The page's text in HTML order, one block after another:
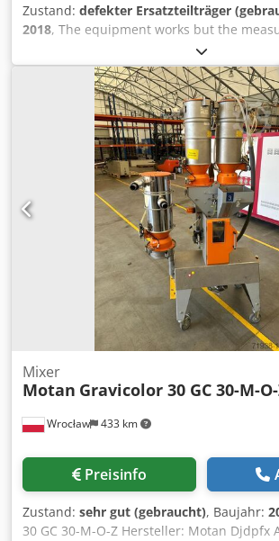
Zustand: defekter Ersatzteilträger
2018, The equipment works but the
bowl and control panel are missing.
Wrocław 433 km
Mixer
Motan Gravicolor 30 GC 30-M-
Preisinfo
Zustand: sehr gut (gebraucht), Baujahr:
30 GC 30-M-O-Z Hersteller: Motan Djdpfx